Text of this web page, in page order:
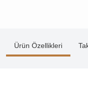
Ürün Özellikleri